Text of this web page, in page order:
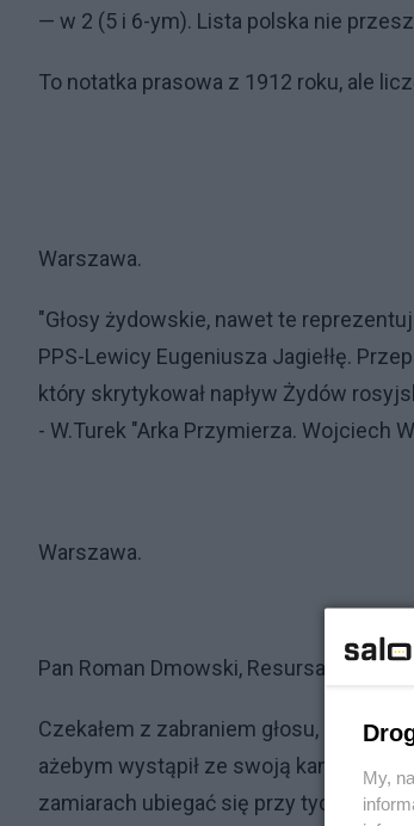
— w 2 (5 i 6-ym). Lista polska nie
To notatka prasowa z 1912 roku, ale
Warszawa.
"Głosy żydowskie, nawet te
PPS-Lewicy Eugeniusza Jagiełłę.
który skrytykował napływ Żydów
- W.Turek "Arka Przymierza. Wojciech
Warszawa.
Pan Roman Dmowski, Resursa
Czekałem z zabraniem głosu, dopóki
ażebym wystąpił ze swoją
zamiarach ubiegać się przy tych
My,